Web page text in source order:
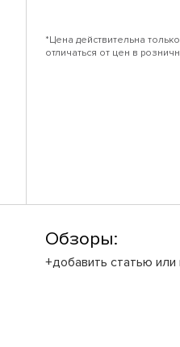
*Цена действительна
отличаться от цен в
Обзоры:
+добавить статью или